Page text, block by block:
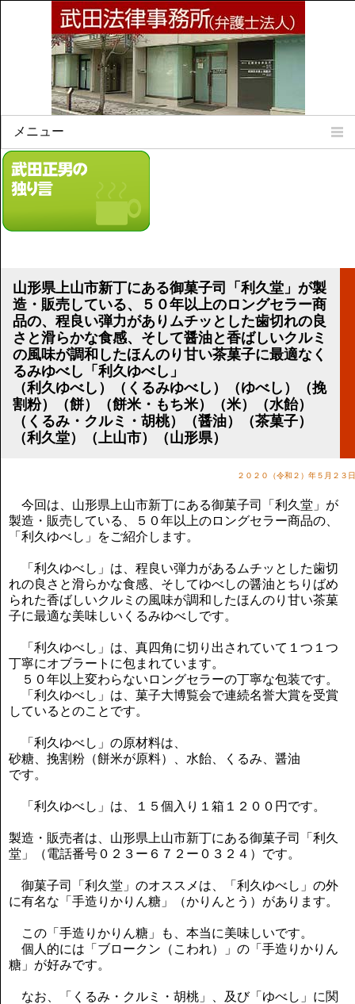
メニュー
Home
所属弁護士
法律相談案内
リンク集
顧問契約について
講演のご案内
気をつけたい法律のポイント
武田正男の独り言
山形県上山市新丁にある御菓子司「利久堂」が製
造・販売している、５０年以上のロングセラー商
品の、程良い弾力がありムチッとした歯切れの良
さと滑らかな食感、そして醤油と香ばしいクルミ
の風味が調和したほんのり甘い茶菓子に最適なく
るみゆべし「利久ゆべし」
（利久ゆべし）（くるみゆべし）（ゆべし）（挽
割粉）（餅）（餅米・もち米）（米）（水飴）
（くるみ・クルミ・胡桃）（醤油）（茶菓子）
（利久堂）（上山市）（山形県）
２０２０（令和２）年５月２３日
今回は、山形県上山市新丁にある御菓子司「利久堂」が
製造・販売している、５０年以上のロングセラー商品の、
「利久ゆべし」をご紹介します。
「利久ゆべし」は、程良い弾力があるムチッとした歯切
れの良さと滑らかな食感、そしてゆべしの醤油とちりばめ
られた香ばしいクルミの風味が調和したほんのり甘い茶菓
子に最適な美味しいくるみゆべしです。
「利久ゆべし」は、真四角に切り出されていて１つ１つ
丁寧にオブラートに包まれています。
５０年以上変わらないロングセラーの丁寧な包装です。
「利久ゆべし」は、菓子大博覧会で連続名誉大賞を受賞
しているとのことです。
「利久ゆべし」の原材料は、
砂糖、挽割粉（餅米が原料）、水飴、くるみ、醤油
です。
「利久ゆべし」は、１５個入り１箱１２００円です。
製造・販売者は、山形県上山市新丁にある御菓子司「利久
堂」（電話番号０２３ー６７２ー０３２４）です。
御菓子司「利久堂」のオススメは、「利久ゆべし」の外
に有名な「手造りかりん糖」（かりんとう）があります。
この「手造りかりん糖」も、本当に美味しいです。
個人的には「ブロークン（こわれ）」の「手造りかりん
糖」が好みです。
なお、「くるみ・クルミ・胡桃」、及び「ゆべし」に関